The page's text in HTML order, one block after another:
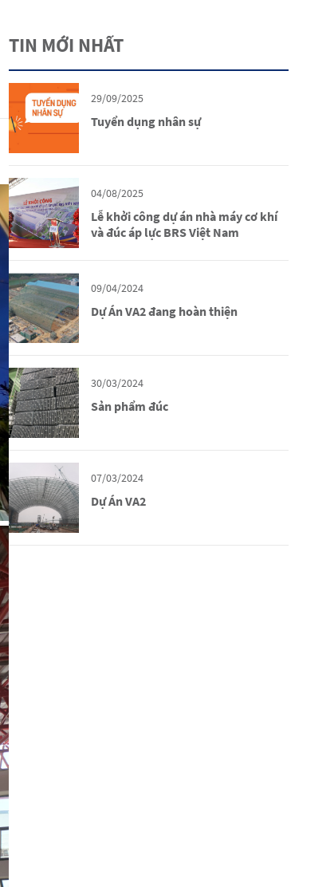
TIN MỚI NHẤT
29/09/2025
Tuyển dụng nhân sự
04/08/2025
Lễ khởi công dự án nhà máy cơ khí
và đúc áp lực BRS Việt Nam
09/04/2024
Dự Án VA2 đang hoàn thiện
30/03/2024
Sản phẩm đúc
07/03/2024
Dự Án VA2